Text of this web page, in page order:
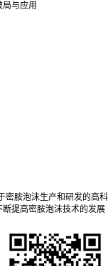
与应用
密胺泡沫生产和研发的高科
提高密胺泡沫技术的发展